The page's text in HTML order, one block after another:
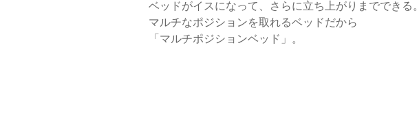
ベッドがイスになって、さらに立ち上がりまでできる。
マルチなポジションを取れるベッドだから
「マルチポジションベッド」。